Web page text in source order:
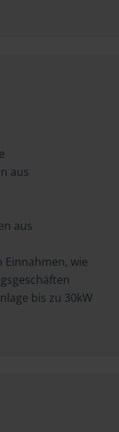
aus
aus
wie
bis zu 30kW